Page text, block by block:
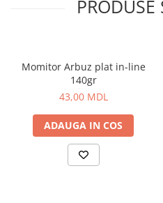
Corturi, Pavilioane
Mese
Saci de dormit, saltele, perne
Scaune
Umbrele
Imbracaminte, incaltaminte
PRODUSE
Momitor Arbuz plat in-line
140gr
43,00 MDL
ADAUGA IN COS